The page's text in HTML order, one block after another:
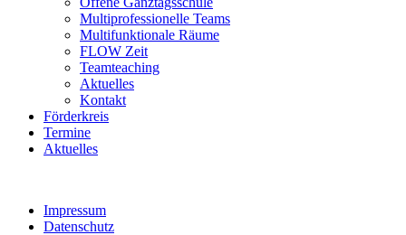
Multiprofessionelle Teams
Multifunktionale Räume
FLOW Zeit
Teamteaching
Aktuelles
Kontakt
Förderkreis
Termine
Aktuelles
Impressum
Datenschutz